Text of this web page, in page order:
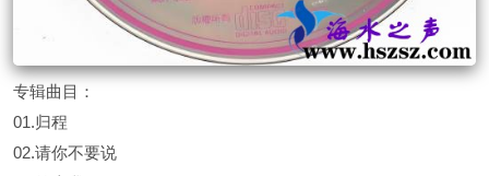
专辑曲目：
01.归程
02.请你不要说